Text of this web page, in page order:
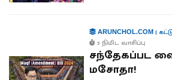
ARUNCHOL.COM|
5 நிமிட வாசிப்பு
சந்தேகப்பட
மசோதா!